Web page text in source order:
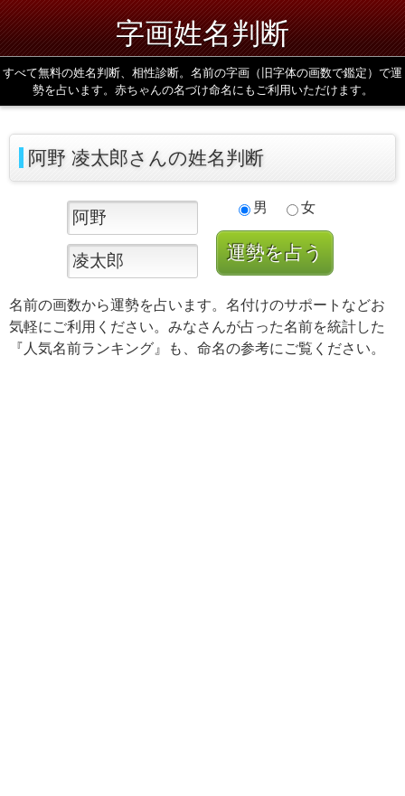
字画姓名判断
すべて無料の姓名判断、相性診断。名前の字画（旧字体の画数で鑑定）で運
勢を占います。赤ちゃんの名づけ命名にもご利用いただけます。
阿野 凌太郎さんの姓名判断
男 女
名前の画数から運勢を占います。名付けのサポートなどお
気軽にご利用ください。みなさんが占った名前を統計した
『人気名前ランキング』も、命名の参考にご覧ください。